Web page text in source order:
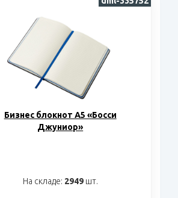
Бизнес блокнот А5 «Босси
Джуниор»
На складе: 2949шт.